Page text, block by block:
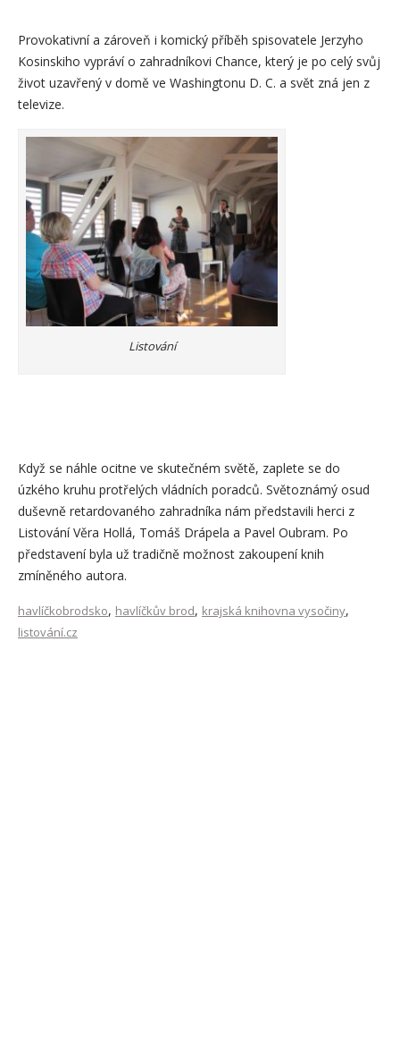
Provokativní a zároveň i komický příběh spisovatele Jerzyho
Kosinskiho vypráví o zahradníkovi Chance, který je po celý svůj
život uzavřený v domě ve Washingtonu D. C. a svět zná jen z
televize.
Listování
Když se náhle ocitne ve skutečném světě, zaplete se do
úzkého kruhu protřelých vládních poradců. Světoznámý osud
duševně retardovaného zahradníka nám představili herci z
Listování Věra Hollá, Tomáš Drápela a Pavel Oubram. Po
představení byla už tradičně možnost zakoupení knih
zmíněného autora.
havlíčkobrodsko, havlíčkův brod, krajská knihovna vysočiny,
listování.cz